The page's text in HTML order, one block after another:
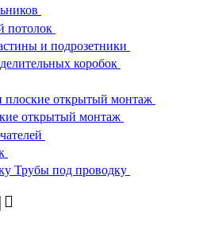
потолок
и подрозетники
коробок
плоские открытый монтаж
открытый монтаж
Трубы под проводку